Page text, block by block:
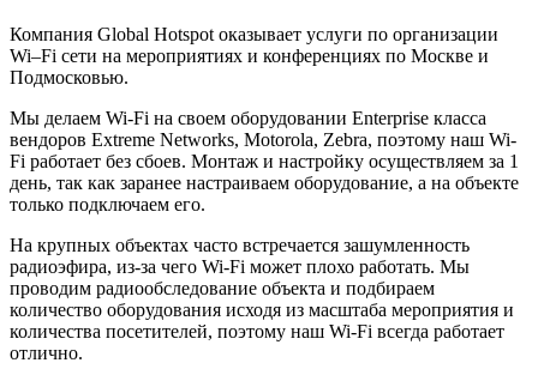
Компания Global Hotspot оказывает услуги по организации
Wi–Fi сети на мероприятиях и конференциях по Москве и
Подмосковью.
Мы делаем Wi-Fi на своем оборудовании Enterprise класса
вендоров Extreme Networks, Motorola, Zebra, поэтому наш Wi-
Fi работает без сбоев. Монтаж и настройку осуществляем за 1
день, так как заранее настраиваем оборудование, а на объекте
только подключаем его.
На крупных объектах часто встречается зашумленность
радиоэфира, из-за чего Wi-Fi может плохо работать. Мы
проводим радиообследование объекта и подбираем
количество оборудования исходя из масштаба мероприятия и
количества посетителей, поэтому наш Wi-Fi всегда работает
отлично.